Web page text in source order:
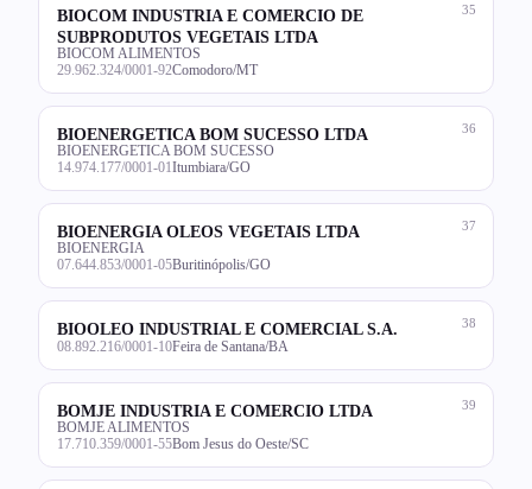
35
BIOCOM INDUSTRIA E COMERCIO DE
SUBPRODUTOS VEGETAIS LTDA
BIOCOM ALIMENTOS
29.962.324/0001-92Comodoro/MT
36
BIOENERGETICA BOM SUCESSO LTDA
BIOENERGETICA BOM SUCESSO
14.974.177/0001-01 Itumbiara/GO
37
BIOENERGIA OLEOS VEGETAIS LTDA
BIOENERGIA
07.644.853/0001-05Buritinópolis/GO
38
BIOOLEO INDUSTRIAL E COMERCIAL S.A.
08.892.216/0001-10Feira de Santana/BA
39
BOMJE INDUSTRIA E COMERCIO LTDA
BOMJE ALIMENTOS
17.710.359/0001-55Bom Jesus do Oeste/SC